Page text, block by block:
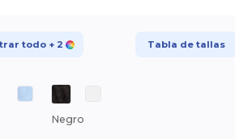
todo + 2 Tabla de tallas
Negro